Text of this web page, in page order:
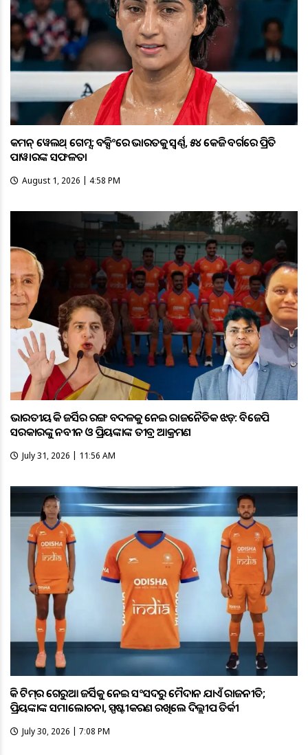
କମନ୍ ୱେଲଥ୍ ଗେମ୍ସ: ବକ୍ସିଂରେ ଭାରତକୁ ସ୍ବର୍ଣ୍ଣ, ୫୪ କେଜି ବର୍ଗରେ ପ୍ରିତି
ପାୱାରଙ୍କ ସଫଳତା
August 1, 2026 | 4:58 PM
ଭାରତୀୟ ହକି ଜର୍ସିର ରଙ୍ଗ ବଦଳକୁ ନେଇ ରାଜନୈତିକ ଝଡ଼: ବିଜେପି
ସରକାରଙ୍କୁ ନବୀନ ଓ ପ୍ରିୟଙ୍କାଙ୍କ ତୀବ୍ର ଆକ୍ରମଣ
July 31, 2026 | 11:56 AM
ହକି ଟିମ୍‌ର ଗେରୁଆ ଜର୍ସିକୁ ନେଇ ସଂସଦରୁ ମୈଦାନ ଯାଏଁ ରାଜନୀତି;
ପ୍ରିୟଙ୍କାଙ୍କ ସମାଲୋଚନା, ସ୍ପଷ୍ଟୀକରଣ ରଖିଲେ ଦିଲ୍ଲୀପ ତିର୍କୀ
July 30, 2026 | 7:08 PM